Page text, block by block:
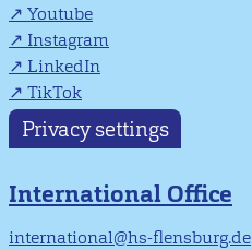
Youtube
Instagram
LinkedIn
TikTok
Privacy settings
International Office
international@hs-flensburg.de